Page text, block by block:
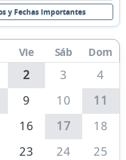
y Fechas Importantes
Vie Sáb Dom
2 3
4
9 10
11
16 17
18
23 24
25